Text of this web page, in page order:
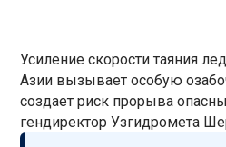
Усиление скорости таяния
Азии вызывает особую
создает риск прорыва
гендиректор Узгидромета